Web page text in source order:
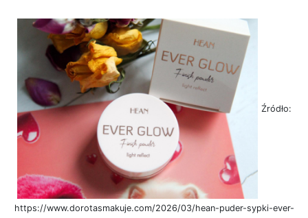
Źródło:
https://www.dorotasmakuje.com/2026/03/hean-puder-sypki-ever-